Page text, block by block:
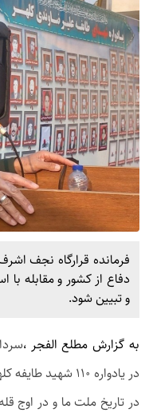
فرمانده قرارگاه نجف
دفاع از کشور و مقابله
و تبیین شود.
به گزارش مطلع الفجر ،
در یادواره ۱۱۰ شهید طایفه کلهر در گیلانغرب، اظهار داشت:
در تاریخ ملت ما و در اوج